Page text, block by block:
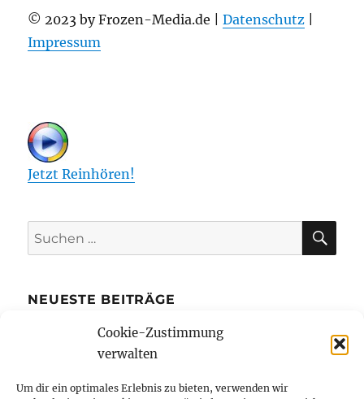
Cookie-Zustimmung
verwalten
Um dir ein optimales Erlebnis zu bieten, verwenden wir
© 2023 by Frozen-Media.de |Datenschutz
Impressum
Jetzt Reinhören!
Suchen
nach:
NEUESTE BEITRÄGE
Die Kreditkarte mit Ratenzahlung bietet
Bibi Blocksberg und Benjamin Blümchen